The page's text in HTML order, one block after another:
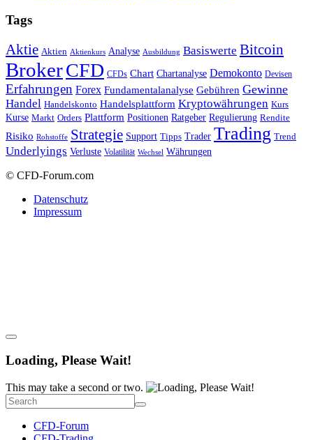
Tags
Aktie Aktien Aktienkurs Analyse Ausbildung Basiswerte Bitcoin
BrokerCFD CFDs Chart Chartanalyse Demokonto Devisen
Erfahrungen Forex Fundamentalanalyse Gebühren Gewinne
Handel Handelskonto Handelsplattform Kryptowährungen Kurs
Kurse Markt Orders Plattform Positionen Ratgeber Regulierung Rendite
Risiko Rohstoffe Strategie Support Tipps Trader Trading Trend
Underlyings Verluste Volatilität Wechsel Währungen
© CFD-Forum.com
Datenschutz
Impressum
Loading, Please Wait!
This may take a second or two.
CFD-Forum